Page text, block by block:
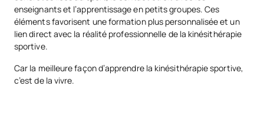
enseignants et l’apprentissage en petits groupes. Ces
éléments favorisent une formation plus personnalisée et un
lien direct avec la réalité professionnelle de la kinésithérapie
sportive.
Car la meilleure façon d’apprendre la kinésithérapie sportive,
c’est de la vivre.